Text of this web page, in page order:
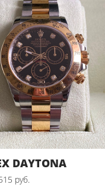
DAYTONA
руб.